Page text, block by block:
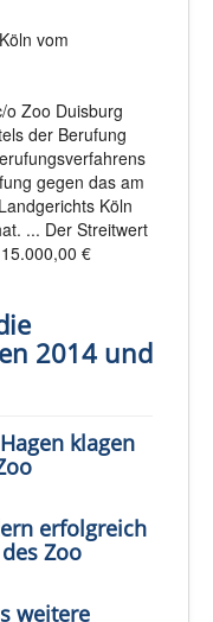
vom
o Zoo Duisburg
der Berufung
gegen das am
Köln
... Der Streitwert
€
2014 und
klagen
erfolgreich
Zoo
weitere